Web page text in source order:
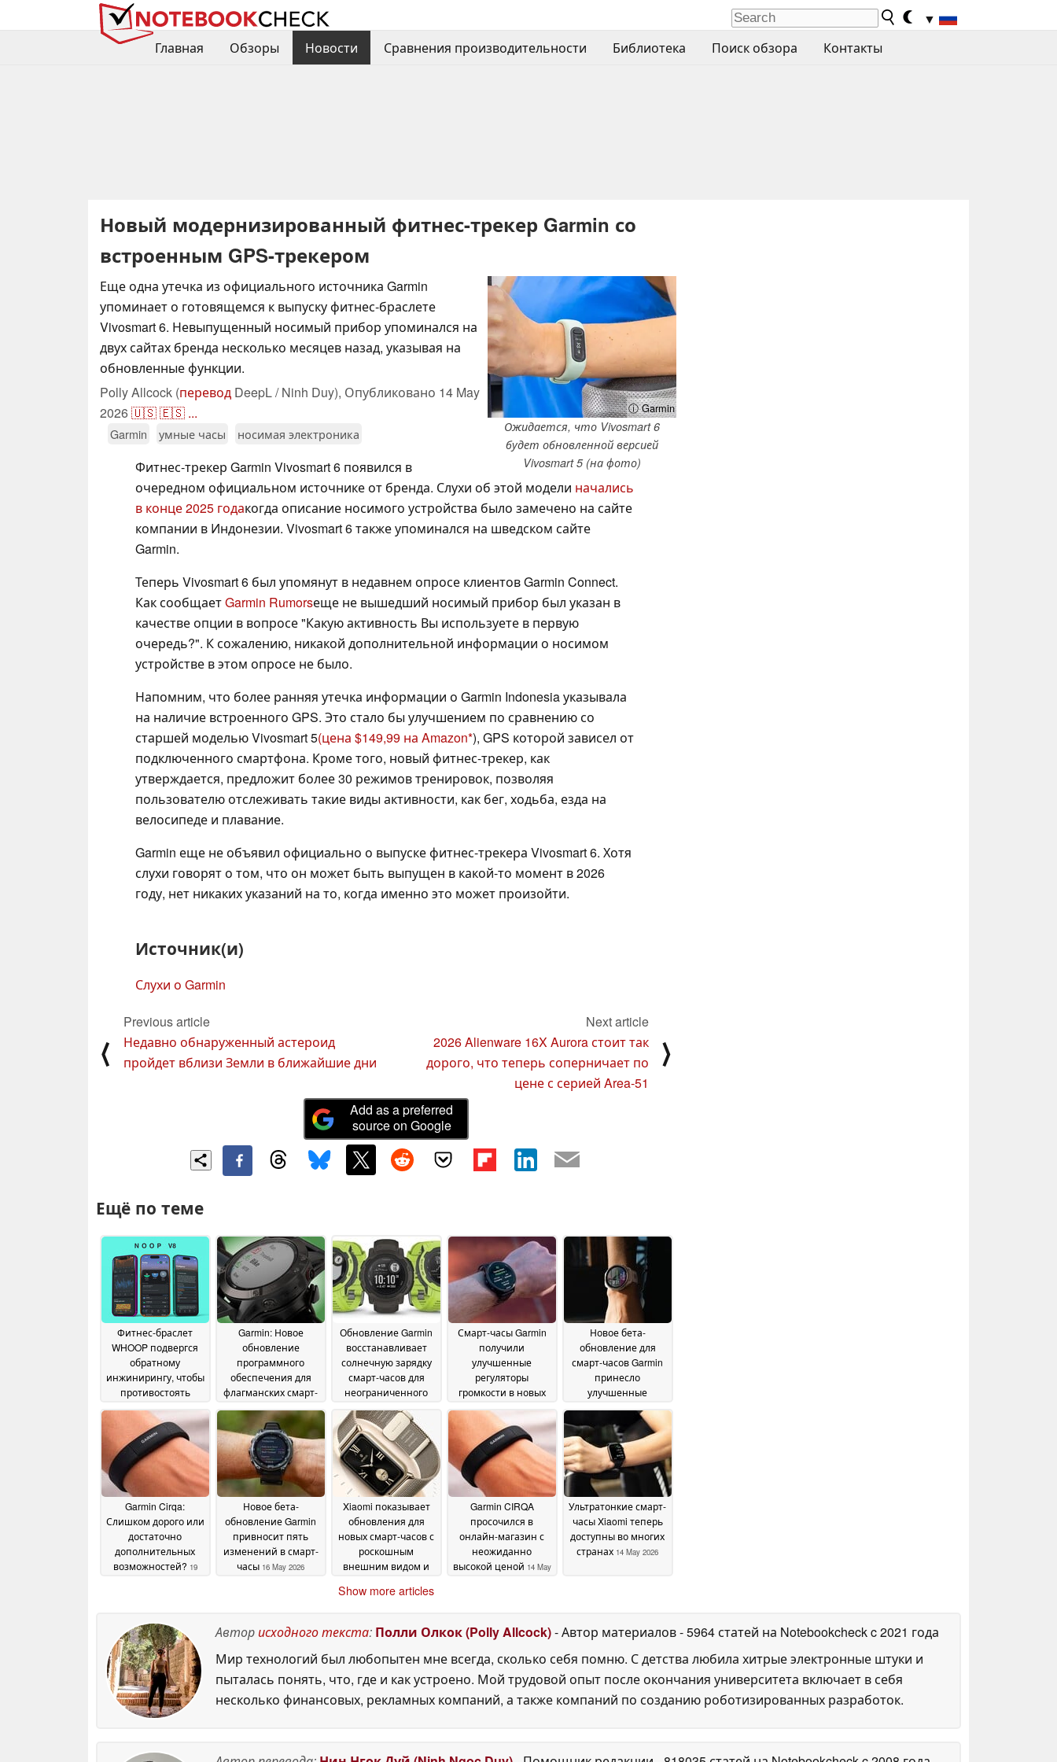
▼
Главная
Обзоры Новости Сравнения производительности Библиотека Поиск обзора Контакты
Новый модернизированный фитнес-трекер Garmin со
встроенным GPS-трекером
ⓘ Garmin
Ожидается, что Vivosmart 6
будет обновленной версией
Vivosmart 5 (на фото)
Еще одна утечка из официального источника Garmin
упоминает о готовящемся к выпуску фитнес-браслете
Vivosmart 6. Невыпущенный носимый прибор упоминался на
двух сайтах бренда несколько месяцев назад, указывая на
обновленные функции.
Polly Allcock (перевод DeepL / Ninh Duy), Опубликовано 14 May
2026🇺🇸🇪🇸 ...
Garmin умные часы носимая электроника
Фитнес-трекер Garmin Vivosmart 6 появился в
очередном официальном источнике от бренда. Слухи об этой модели начались
в конце 2025 годакогда описание носимого устройства было замечено на сайте
компании в Индонезии. Vivosmart 6 также упоминался на шведском сайте
Garmin.
Теперь Vivosmart 6 был упомянут в недавнем опросе клиентов Garmin Connect.
Как сообщаетGarmin Rumorsеще не вышедший носимый прибор был указан в
качестве опции в вопросе "Какую активность Вы используете в первую
очередь?". К сожалению, никакой дополнительной информации о носимом
устройстве в этом опросе не было.
Напомним, что более ранняя утечка информации о Garmin Indonesia указывала
на наличие встроенного GPS. Это стало бы улучшением по сравнению со
старшей моделью Vivosmart 5(цена $149,99 на Amazon ), GPS которой зависел от
подключенного смартфона. Кроме того, новый фитнес-трекер, как
утверждается, предложит более 30 режимов тренировок, позволяя
пользователю отслеживать такие виды активности, как бег, ходьба, езда на
велосипеде и плавание.
Garmin еще не объявил официально о выпуске фитнес-трекера Vivosmart 6. Хотя
слухи говорят о том, что он может быть выпущен в какой-то момент в 2026
году, нет никаких указаний на то, когда именно это может произойти.
Источник(и)
Слухи о Garmin
⟨
Previous article
Недавно обнаруженный астероид
пройдет вблизи Земли в ближайшие дни
Next article
2026 Alienware 16X Aurora стоит так
дорого, что теперь соперничает по
цене с серией Area-51
⟩
Add as a preferred
source on Google
Ещё по теме
Фитнес-браслет
WHOOP подвергся
обратному
инжинирингу, чтобы
противостоять
31
July 2026
Garmin: Новое
обновление
программного
обеспечения для
флагманских смарт-
множество
исправлений и
улучшений20 May 2026
Обновление Garmin
восстанавливает
солнечную зарядку
смарт-часов для
неограниченного
автономной работы
19 May 2026
Смарт-часы Garmin
получили
улучшенные
регуляторы
громкости в новых
19
May 2026
Новое бета-
обновление для
смарт-часов Garmin
принесло
улучшенные
19 May 2026
Garmin Cirqa:
Слишком дорого или
достаточно
дополнительных
возможностей? 19
Новое бета-
обновление Garmin
привносит пять
изменений в смарт-
часы 16 May 2026
Xiaomi показывает
обновления для
новых смарт-часов с
роскошным
внешним видом и
автономной работы
Garmin CIRQA
просочился в
онлайн-магазин с
неожиданно
высокой ценой 14 May
Ультратонкие смарт-
часы Xiaomi теперь
доступны во многих
странах 14 May 2026
Show more articles
Авторисходного текста: Полли Олкок (Polly Allcock)- Автор материалов- 5964 статей на Notebookcheckc 2021 года
Мир технологий был любопытен мне всегда, сколько себя помню. С детства любила хитрые электронные штуки и
пыталась понять, что, где и как устроено. Мой трудовой опыт после окончания университета включает в себя
несколько финансовых, рекламных компаний, а также компаний по созданию роботизированных разработок.